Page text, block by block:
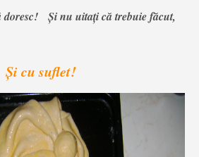
doresc! Şi nu uitaţi că trebuie făcut,
Şi cu suflet!